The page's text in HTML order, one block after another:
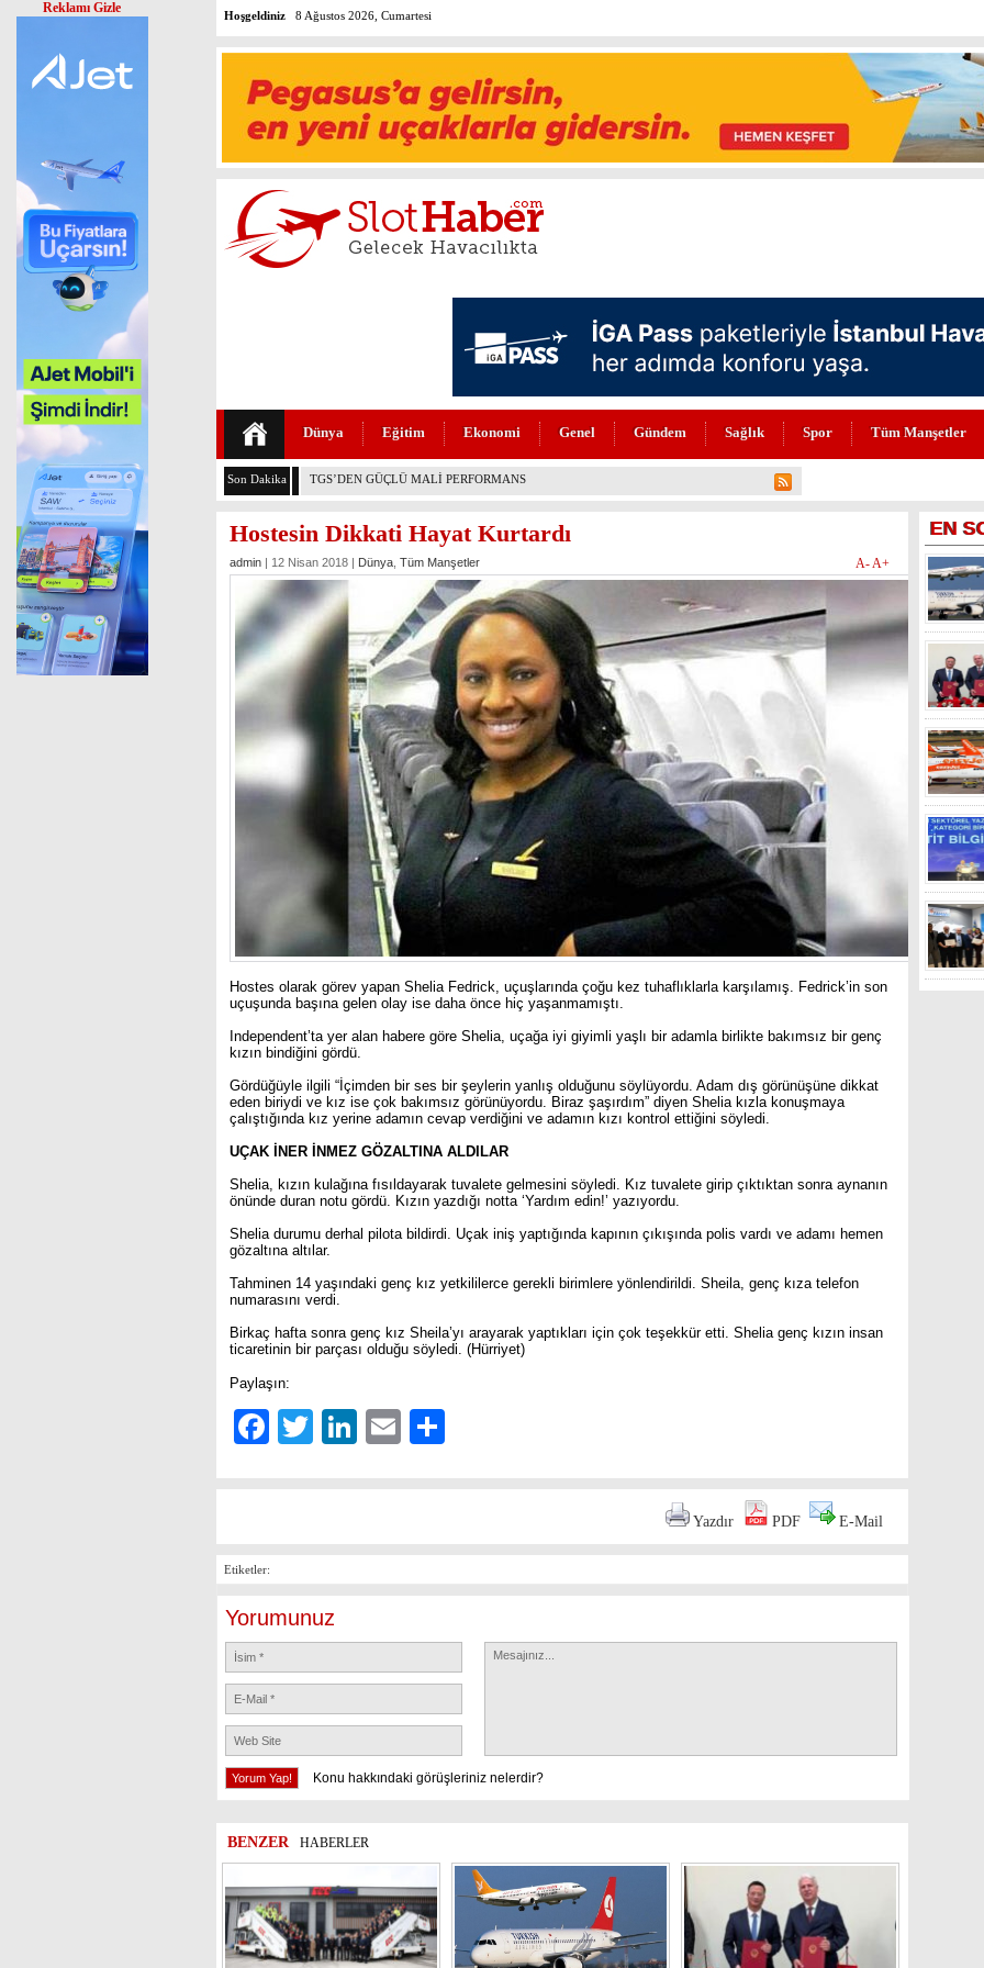
Hoşgeldiniz 8 Ağustos 2026, Cumartesi
Dünya Eğitim Ekonomi Genel Gündem Sağlık Spor Tüm Manşetler
Son Dakika THY VE PEGASUS DÜNYANIN EN DEĞERLİLERİ ARASINDA
Hostesin Dikkati Hayat Kurtardı
admin | 12 Nisan 2018 | Dünya Tüm Manşetler A-A+
Hostes olarak görev yapan Shelia Fedrick, uçuşlarında çoğu kez tuhaflıklarla karşılamış. Fedrick’in son
uçuşunda başına gelen olay ise daha önce hiç yaşanmamıştı.
Independent’ta yer alan habere göre Shelia, uçağa iyi giyimli yaşlı bir adamla birlikte bakımsız bir genç
kızın bindiğini gördü.
Gördüğüyle ilgili “İçimden bir ses bir şeylerin yanlış olduğunu söylüyordu. Adam dış görünüşüne dikkat
eden biriydi ve kız ise çok bakımsız görünüyordu. Biraz şaşırdım” diyen Shelia kızla konuşmaya
çalıştığında kız yerine adamın cevap verdiğini ve adamın kızı kontrol ettiğini söyledi.
UÇAK İNER İNMEZ GÖZALTINA ALDILAR
Shelia, kızın kulağına fısıldayarak tuvalete gelmesini söyledi. Kız tuvalete girip çıktıktan sonra aynanın
önünde duran notu gördü. Kızın yazdığı notta ‘Yardım edin!’ yazıyordu.
Shelia durumu derhal pilota bildirdi. Uçak iniş yaptığında kapının çıkışında polis vardı ve adamı hemen
gözaltına altılar.
Tahminen 14 yaşındaki genç kız yetkililerce gerekli birimlere yönlendirildi. Sheila, genç kıza telefon
numarasını verdi.
Birkaç hafta sonra genç kız Sheila’yı arayarak yaptıkları için çok teşekkür etti. Shelia genç kızın insan
ticaretinin bir parçası olduğu söyledi. (Hürriyet)
Paylaşın:
Facebook
TwitterLinkedIn
Email
Yazdır PDF E-Mail
Etiketler:
Yorumunuz
Konu hakkındaki görüşleriniz nelerdir?
BENZER HABERLER
EN
Reklamı Gizle